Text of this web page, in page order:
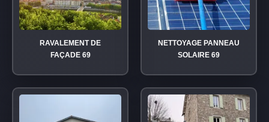
RAVALEMENT DE
FAÇADE 69
NETTOYAGE PANNEAU
SOLAIRE 69